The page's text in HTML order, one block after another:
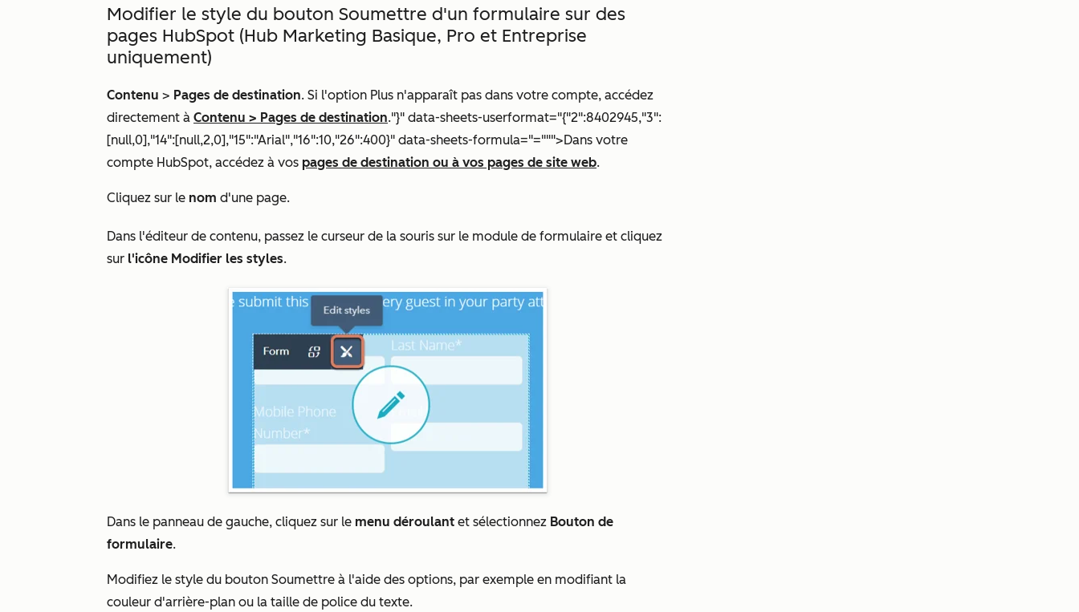
Modifier le style du bouton Soumettre d'un formulaire sur des
pages HubSpot (Hub Marketing Basique, Pro et Entreprise
uniquement)
Contenu > Pages de destination. Si l'option Plus n'apparaît pas dans votre compte, accédez
directement à Contenu > Pages de destination."}" data-sheets-userformat="{"2":8402945,"3":
[null,0],"14":[null,2,0],"15":"Arial","16":10,"26":400}" data-sheets-formula="=""">Dans votre
compte HubSpot, accédez à vos pages de destination ou à vos pages de site web.
Cliquez sur le nom d'une page.
Dans l'éditeur de contenu, passez le curseur de la souris sur le module de formulaire et cliquez
sur l'icône Modifier les styles.
Dans le panneau de gauche, cliquez sur le menu déroulant et sélectionnez Bouton de
formulaire.
Modifiez le style du bouton Soumettre à l'aide des options, par exemple en modifiant la
couleur d'arrière-plan ou la taille de police du texte.